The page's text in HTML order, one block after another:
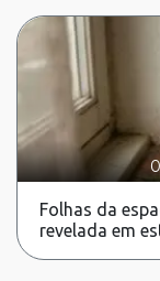
Folhas da
revelada em